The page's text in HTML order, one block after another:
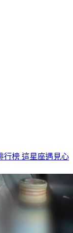
行榜 這星座遇見心